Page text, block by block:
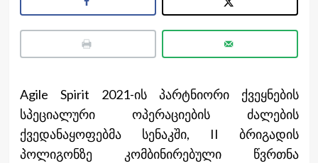
Agile Spirit 2021-ის პარტნიორი ქვეყნების
სპეციალური ოპერაციების ძალების
ქვედანაყოფებმა სენაკში, II ბრიგადის
პოლიგონზე კომბინირებული წვრთნა